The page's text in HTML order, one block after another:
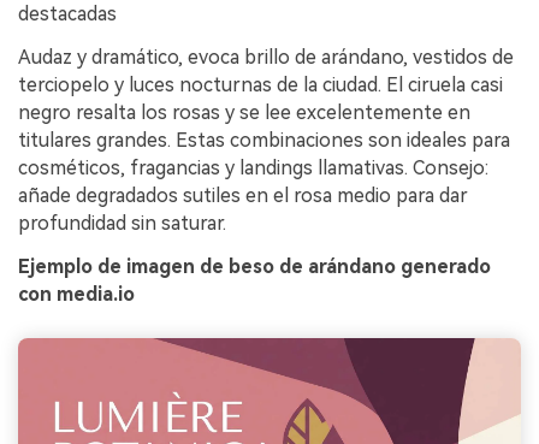
destacadas
Audaz y dramático, evoca brillo de arándano, vestidos de
terciopelo y luces nocturnas de la ciudad. El ciruela casi
negro resalta los rosas y se lee excelentemente en
titulares grandes. Estas combinaciones son ideales para
cosméticos, fragancias y landings llamativas. Consejo:
añade degradados sutiles en el rosa medio para dar
profundidad sin saturar.
Ejemplo de imagen de beso de arándano generado
con media.io